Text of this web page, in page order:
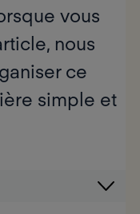
vous
nous
ce
simple et